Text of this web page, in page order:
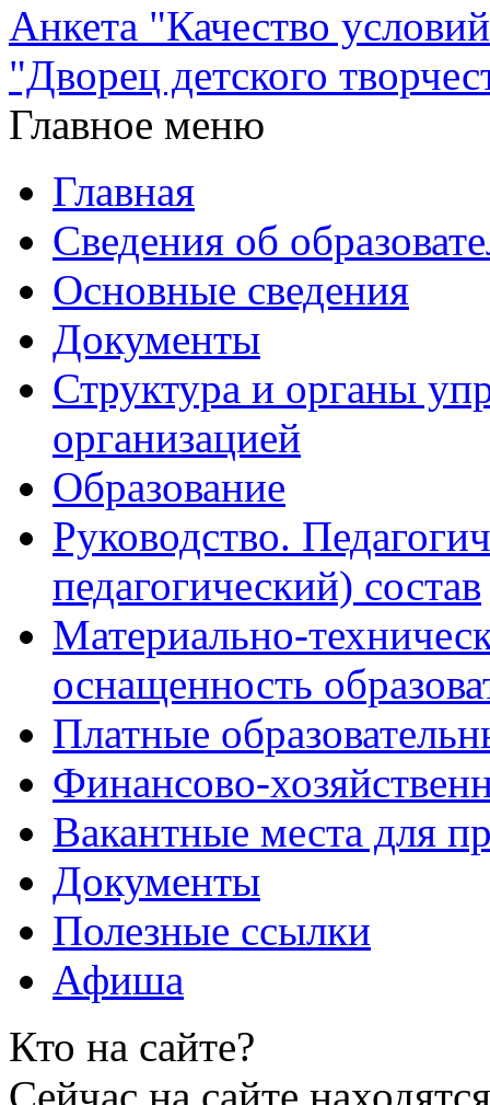
Анкета "Качество
"Дворец детского
Главное меню
Главная
Сведения об
Основные сведения
Документы
Структура и органы
организацией
Образование
Руководство.
педагогический) состав
Материально-
оснащенность
Платные
Финансово-
Вакантные места для
Документы
Полезные ссылки
Афиша
Кто на сайте?
Сейчас на сайте